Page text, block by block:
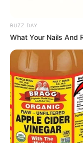
BUZZ DAY
What Your Nails And